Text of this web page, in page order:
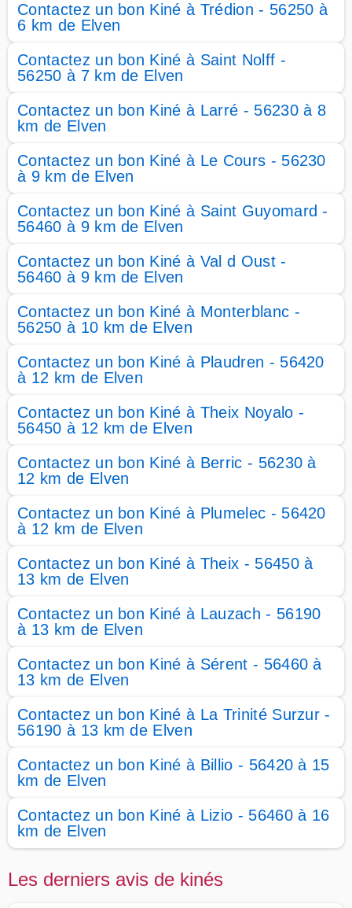
Contactez un bon Kiné à Trédion - 56250 à
6 km de Elven
Contactez un bon Kiné à Saint Nolff -
56250 à 7 km de Elven
Contactez un bon Kiné à Larré - 56230 à 8
km de Elven
Contactez un bon Kiné à Le Cours - 56230
à 9 km de Elven
Contactez un bon Kiné à Saint Guyomard -
56460 à 9 km de Elven
Contactez un bon Kiné à Val d Oust -
56460 à 9 km de Elven
Contactez un bon Kiné à Monterblanc -
56250 à 10 km de Elven
Contactez un bon Kiné à Plaudren - 56420
à 12 km de Elven
Contactez un bon Kiné à Theix Noyalo -
56450 à 12 km de Elven
Contactez un bon Kiné à Berric - 56230 à
12 km de Elven
Contactez un bon Kiné à Plumelec - 56420
à 12 km de Elven
Contactez un bon Kiné à Theix - 56450 à
13 km de Elven
Contactez un bon Kiné à Lauzach - 56190
à 13 km de Elven
Contactez un bon Kiné à Sérent - 56460 à
13 km de Elven
Contactez un bon Kiné à La Trinité Surzur -
56190 à 13 km de Elven
Contactez un bon Kiné à Billio - 56420 à 15
km de Elven
Contactez un bon Kiné à Lizio - 56460 à 16
km de Elven
Les derniers avis de kinés